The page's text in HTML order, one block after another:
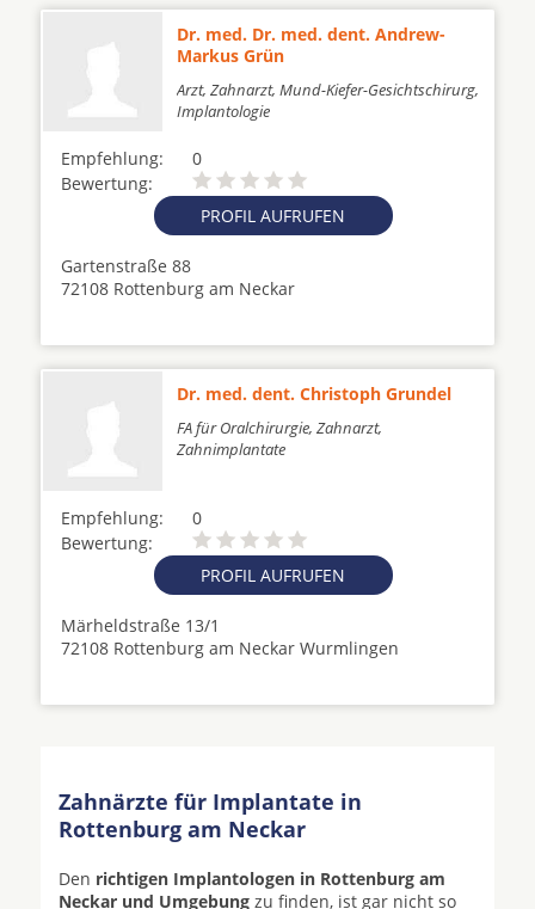
Dr. med. Dr. med. dent. Andrew-
Markus Grün
Arzt, Zahnarzt, Mund-Kiefer-Gesichtschirurg,
Implantologie
Empfehlung:
0
Bewertung:
PROFIL AUFRUFEN
Gartenstraße 88
72108 Rottenburg am Neckar
Dr. med. dent. Christoph Grundel
FA für Oralchirurgie, Zahnarzt,
Zahnimplantate
Empfehlung:
0
Bewertung:
PROFIL AUFRUFEN
Märheldstraße 13/1
72108 Rottenburg am Neckar Wurmlingen
Zahnärzte für Implantate in
Rottenburg am Neckar
Den richtigen Implantologen in Rottenburg am
Neckar und Umgebung zu finden, ist gar nicht so